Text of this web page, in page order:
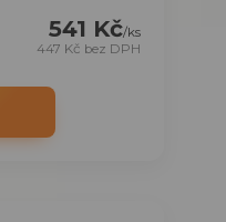
541 Kč/ks
447 Kč bez DPH